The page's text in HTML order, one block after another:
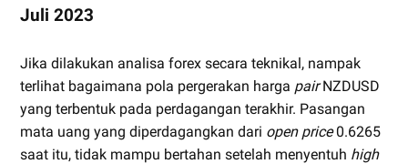
Juli 2023
Jika dilakukan analisa forex secara teknikal, nampak
terlihat bagaimana pola pergerakan harga pairNZDUSD
yang terbentuk pada perdagangan terakhir. Pasangan
mata uang yang diperdagangkan dari open price0.6265
saat itu, tidak mampu bertahan setelah menyentuh high